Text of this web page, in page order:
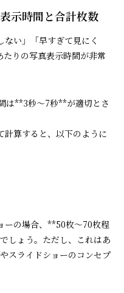
示時間と合計枚数
い」「早すぎて見にく
りの写真表示時間が非常
は**3秒～7秒**が適切とさ
計算すると、以下のように
ーの場合、**50枚～70枚程
しょう。ただし、これはあ
スライドショーのコンセプ